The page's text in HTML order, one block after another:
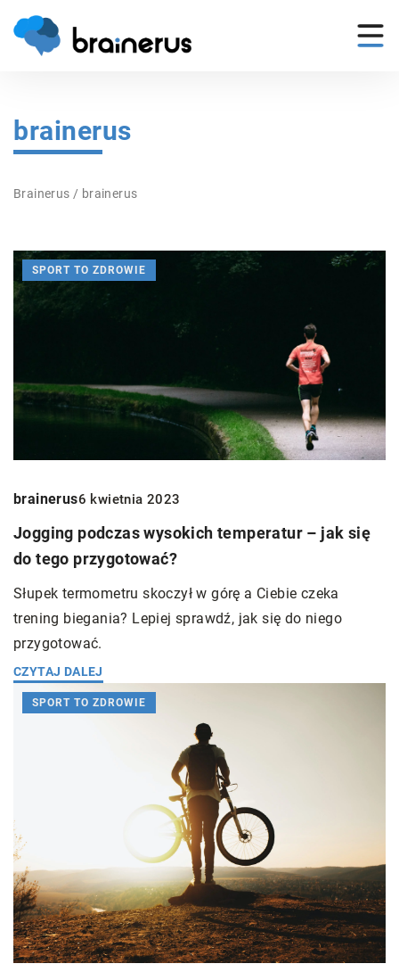
brainerus
Brainerus / brainerus
SPORT TO ZDROWIE
brainerus6 kwietnia 2023
Jogging podczas wysokich temperatur – jak się
do tego przygotować?
Słupek termometru skoczył w górę a Ciebie czeka
trening biegania? Lepiej sprawdź, jak się do niego
przygotować.
CZYTAJ DALEJ
SPORT TO ZDROWIE